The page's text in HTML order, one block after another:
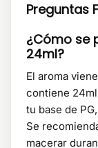
Preguntas
¿Cómo se
24ml?
El aroma
contiene
tu base de
Se
macerar